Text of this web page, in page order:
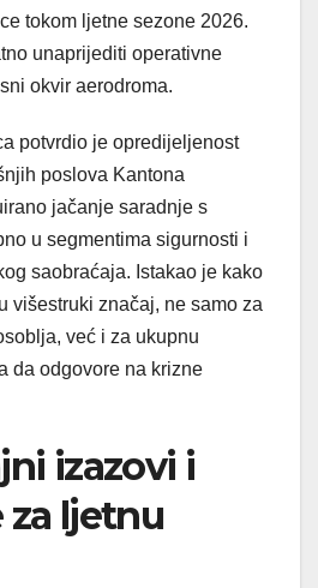
tokom ljetne sezone 2026.
unaprijediti operativne
okvir aerodroma.
potvrdio je opredijeljenost
poslova Kantona
jačanje saradnje s
u segmentima sigurnosti i
saobraćaja. Istakao je kako
višestruki značaj, ne samo za
već i za ukupnu
da odgovore na krizne
izazovi i
ljetnu